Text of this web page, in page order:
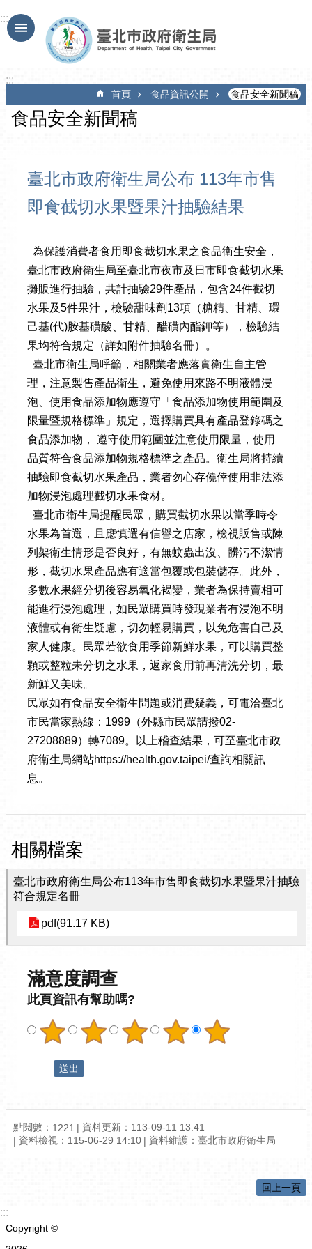
跳到主要內容區塊
:::
:::
首頁 食品資訊公開 食品安全新聞稿
食品安全新聞稿
臺北市政府衛生局公布 113年市售
即食截切水果暨果汁抽驗結果
為保護消費者食用即食截切水果之食品衛生安全，
臺北市政府衛生局至臺北市夜市及日市即食截切水果
攤販進行抽驗，共計抽驗29件產品，包含24件截切
水果及5件果汁，檢驗甜味劑13項（糖精、甘精、環
己基(代)胺基磺酸、甘精、醋磺內酯鉀等），檢驗結
果均符合規定（詳如附件抽驗名冊）。
臺北市衛生局呼籲，相關業者應落實衛生自主管
理，注意製售產品衛生，避免使用來路不明液體浸
泡、使用食品添加物應遵守「食品添加物使用範圍及
限量暨規格標準」規定，選擇購買具有產品登錄碼之
食品添加物， 遵守使用範圍並注意使用限量，使用
品質符合食品添加物規格標準之產品。衛生局將持續
抽驗即食截切水果產品，業者勿心存僥倖使用非法添
加物浸泡處理截切水果食材。
臺北市衛生局提醒民眾，購買截切水果以當季時令
水果為首選，且應慎選有信譽之店家，檢視販售或陳
列架衛生情形是否良好，有無蚊蟲出沒、髒污不潔情
形，截切水果產品應有適當包覆或包裝儲存。此外，
多數水果經分切後容易氧化褐變，業者為保持賣相可
能進行浸泡處理，如民眾購買時發現業者有浸泡不明
液體或有衛生疑慮，切勿輕易購買，以免危害自己及
家人健康。民眾若欲食用季節新鮮水果，可以購買整
顆或整粒未分切之水果，返家食用前再清洗分切，最
新鮮又美味。
民眾如有食品安全衛生問題或消費疑義，可電洽臺北
市民當家熱線：1999（外縣市民眾請撥02-
27208889）轉7089。以上稽查結果，可至臺北市政
府衛生局網站https://health.gov.taipei/查詢相關訊
息。
相關檔案
臺北市政府衛生局公布113年市售即食截切水果暨果汁抽驗
符合規定名冊
pdf(91.17 KB)
滿意度調查
此頁資訊有幫助嗎?
點閱數： 1221
資料更新：113-09-11 13:41
資料檢視：115-06-29 14:10
資料維護：臺北市政府衛生局
回上一頁
:::
Copyright ©